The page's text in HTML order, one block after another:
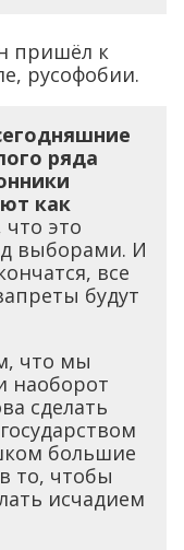
пришёл к
русофобии.
ряда
как
это
выборами. И
все
будут
что мы
наоборот
сделать
большие
то, чтобы
исчадием